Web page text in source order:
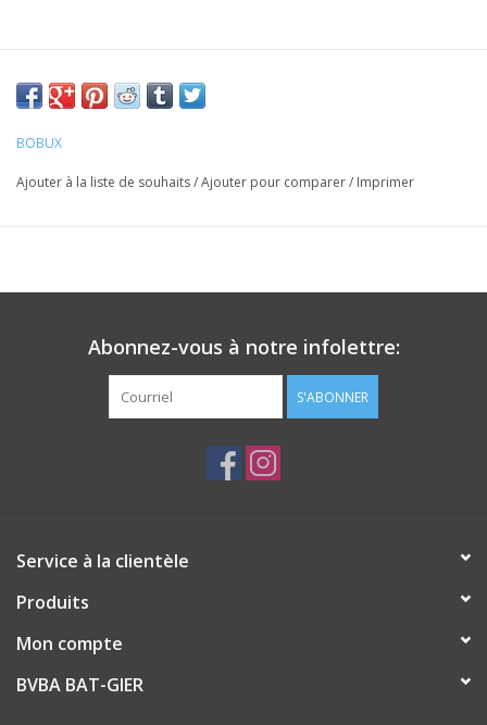
BOBUX
Ajouter à la liste de souhaits/Ajouter pour comparer/ Imprimer
Abonnez-vous à notre infolettre:
S'ABONNER
Service à la clientèle
Produits
Mon compte
BVBA BAT-GIER